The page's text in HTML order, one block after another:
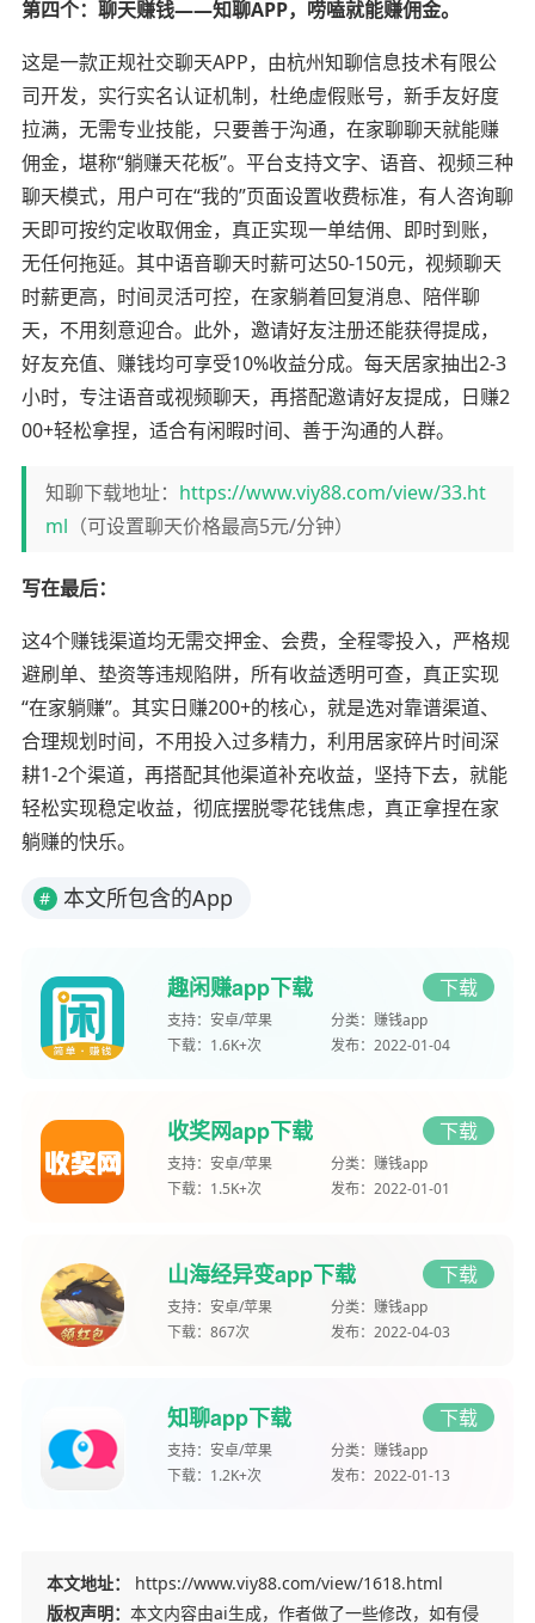
第四个：聊天赚钱——知聊APP，唠嗑就能赚佣金。
这是一款正规社交聊天APP，由杭州知聊信息技术有限公
司开发，实行实名认证机制，杜绝虚假账号，新手友好度
拉满，无需专业技能，只要善于沟通，在家聊聊天就能赚
佣金，堪称“躺赚天花板”。平台支持文字、语音、视频三种
聊天模式，用户可在“我的”页面设置收费标准，有人咨询聊
天即可按约定收取佣金，真正实现一单结佣、即时到账，
无任何拖延。其中语音聊天时薪可达50-150元，视频聊天
时薪更高，时间灵活可控，在家躺着回复消息、陪伴聊
天，不用刻意迎合。此外，邀请好友注册还能获得提成，
好友充值、赚钱均可享受10%收益分成。每天居家抽出2-3
小时，专注语音或视频聊天，再搭配邀请好友提成，日赚2
00+轻松拿捏，适合有闲暇时间、善于沟通的人群。
知聊下载地址： https://www.viy88.com/view/33.ht
ml （可设置聊天价格最高5元/分钟）
写在最后：
这4个赚钱渠道均无需交押金、会费，全程零投入，严格规
避刷单、垫资等违规陷阱，所有收益透明可查，真正实现
“在家躺赚”。其实日赚200+的核心，就是选对靠谱渠道、
合理规划时间，不用投入过多精力，利用居家碎片时间深
耕1-2个渠道，再搭配其他渠道补充收益，坚持下去，就能
轻松实现稳定收益，彻底摆脱零花钱焦虑，真正拿捏在家
躺赚的快乐。
# 本文所包含的App
趣闲赚app下载 下载
支持： 安卓/苹果 分类： 赚钱app
下载： 1.6K+次 发布： 2022-01-04
收奖网app下载 下载
支持： 安卓/苹果 分类： 赚钱app
下载： 1.5K+次 发布： 2022-01-01
山海经异变app下载 下载
支持： 安卓/苹果 分类： 赚钱app
下载： 867次 发布： 2022-04-03
知聊app下载 下载
支持： 安卓/苹果 分类： 赚钱app
下载： 1.2K+次 发布： 2022-01-13
本文地址：
https://www.viy88.com/view/1618.html
版权声明： 本文内容由ai生成，作者做了一些修改，如有侵